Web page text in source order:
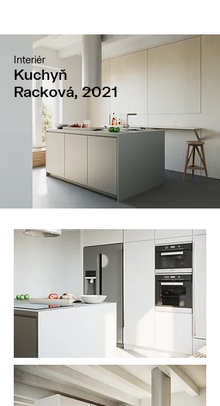
Kuchyň
Racková, 2021
Interiér